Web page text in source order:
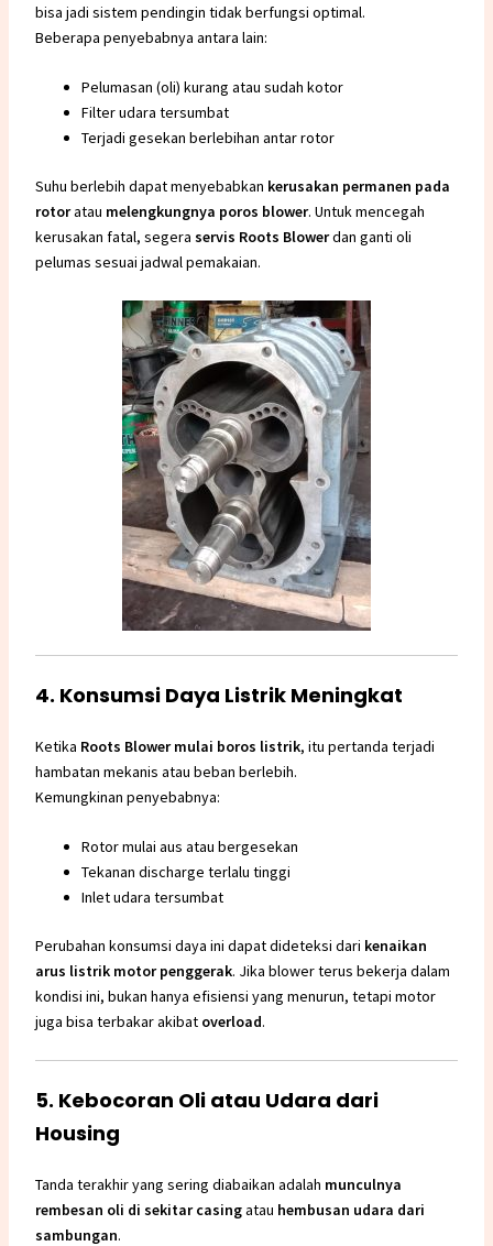
bisa jadi sistem pendingin tidak berfungsi optimal.
Beberapa penyebabnya antara lain:
Pelumasan (oli) kurang atau sudah kotor
Filter udara tersumbat
Terjadi gesekan berlebihan antar rotor
Suhu berlebih dapat menyebabkan kerusakan permanen pada
rotoratau melengkungnya poros blower. Untuk mencegah
kerusakan fatal, segera servis Roots Blowerdan ganti oli
pelumas sesuai jadwal pemakaian.
4. Konsumsi Daya Listrik Meningkat
Ketika Roots Blowermulai boros listrik, itu pertanda terjadi
hambatan mekanis atau beban berlebih.
Kemungkinan penyebabnya:
Rotor mulai aus atau bergesekan
Tekanan discharge terlalu tinggi
Inlet udara tersumbat
Perubahan konsumsi daya ini dapat dideteksi dari kenaikan
arus listrik motor penggerak. Jika blower terus bekerja dalam
kondisi ini, bukan hanya efisiensi yang menurun, tetapi motor
juga bisa terbakar akibat overload.
5. Kebocoran Oli atau Udara dari
Housing
Tanda terakhir yang sering diabaikan adalah munculnya
rembesan oli di sekitar casingatau hembusan udara dari
sambungan.